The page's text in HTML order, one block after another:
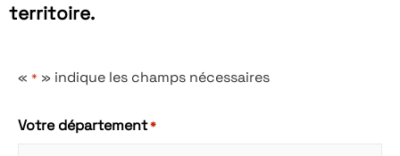
territoire.
« * » indique les champs nécessaires
Votre département*